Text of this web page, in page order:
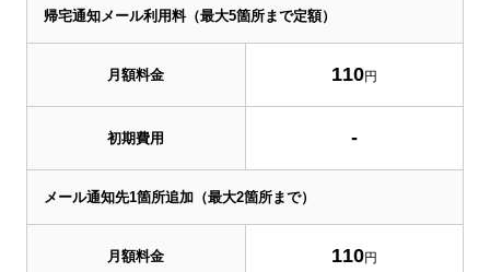
帰宅通知メール利用料（最大5箇所まで定額）
月額料金 110円
初期費用 -
メール通知先1箇所追加（最大2箇所まで）
月額料金 110円